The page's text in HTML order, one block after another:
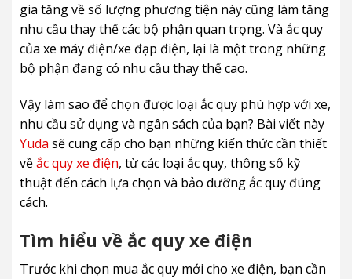
gia tăng về số lượng phương tiện này cũng làm tăng
nhu cầu thay thế các bộ phận quan trọng. Và ắc quy
của xe máy điện/xe đạp điện, lại là một trong những
bộ phận đang có nhu cầu thay thế cao.
Vậy làm sao để chọn được loại ắc quy phù hợp với xe,
nhu cầu sử dụng và ngân sách của bạn? Bài viết này
Yuda sẽ cung cấp cho bạn những kiến thức cần thiết
vềắc quy xe điện, từ các loại ắc quy, thông số kỹ
thuật đến cách lựa chọn và bảo dưỡng ắc quy đúng
cách.
Tìm hiểu về ắc quy xe điện
Trước khi chọn mua ắc quy mới cho xe điện, bạn cần